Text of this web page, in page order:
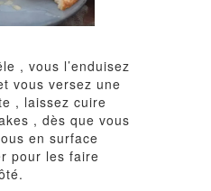
, vous l’enduisez
vous versez une
, laissez cuire
, dès que vous
en surface
pour les faire